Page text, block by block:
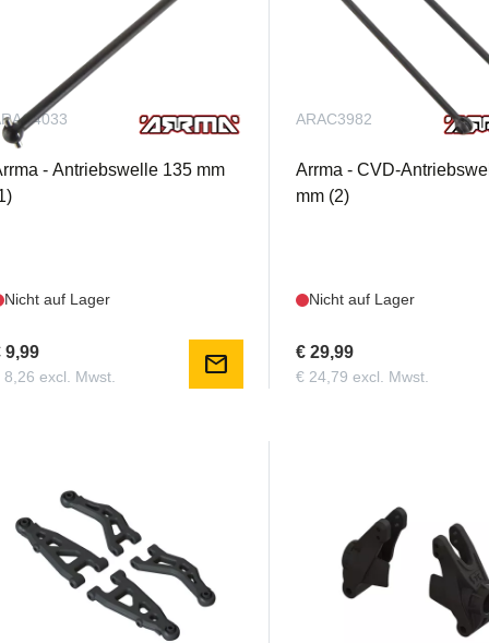
- Antriebswelle 135 mm
Nicht auf Lager
9,99
8,26 excl. Mwst. mail
ARAC3982
Arrma - CVD-
mm (2)
Nicht auf Lager
€ 29,99
€ 24,79 excl. Mwst.